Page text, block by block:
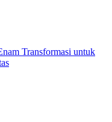
Transformasi untuk